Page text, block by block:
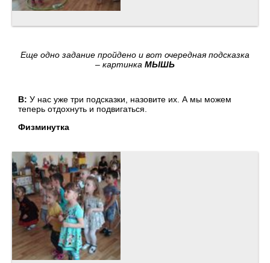
Еще одно задание пройдено и вот очередная подсказка
– картинка МЫШЬ
В: У нас уже три подсказки, назовите их. А мы можем
теперь отдохнуть и подвигаться.
Физминутка